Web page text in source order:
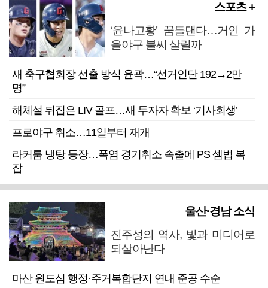
스포츠 +
‘윤나고황’ 꿈틀댄다…거인 가
을야구 불씨 살릴까
새 축구협회장 선출 방식 윤곽…“선거인단 192→2만
명”
해체설 뒤집은 LIV 골프…새 투자자 확보 ‘기사회생’
프로야구 취소…11일부터 재개
라커룸 냉탕 등장…폭염 경기취소 속출에 PS 셈법 복
잡
울산·경남 소식
진주성의 역사, 빛과 미디어로
되살아난다
마산 원도심 행정·주거복합단지 연내 준공 수순